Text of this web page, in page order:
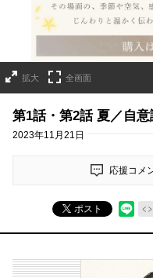
詳細ページへのリンク
拡大 全画面
第1話・第2話 夏／自意
2023年11月21日
応援コメ
ポスト